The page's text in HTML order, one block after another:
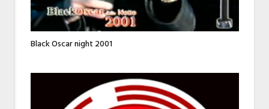
Black Oscar night 2001